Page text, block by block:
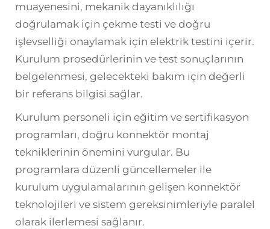
muayenesini, mekanik dayanıklılığı
doğrulamak için çekme testi ve doğru
işlevselliği onaylamak için elektrik testini içerir.
Kurulum prosedürlerinin ve test sonuçlarının
belgelenmesi, gelecekteki bakım için değerli
bir referans bilgisi sağlar.
Kurulum personeli için eğitim ve sertifikasyon
programları, doğru konnektör montaj
tekniklerinin önemini vurgular. Bu
programlara düzenli güncellemeler ile
kurulum uygulamalarının gelişen konnektör
teknolojileri ve sistem gereksinimleriyle paralel
olarak ilerlemesi sağlanır.